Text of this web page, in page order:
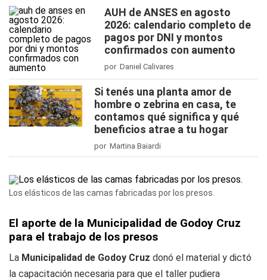
AUH de ANSES en agosto
2026: calendario completo de
pagos por DNI y montos
confirmados con aumento
por Daniel Calivares
Si tenés una planta amor de
hombre o zebrina en casa, te
contamos qué significa y qué
beneficios atrae a tu hogar
por Martina Baiardi
Los elásticos de las camas fabricadas por los presos.
El aporte de la Municipalidad de Godoy Cruz
para el trabajo de los presos
La Municipalidad de Godoy Cruz donó el material y dictó
la capacitación necesaria para que el taller pudiera